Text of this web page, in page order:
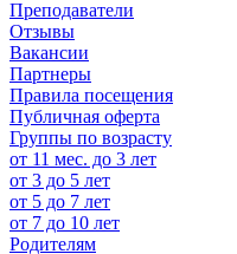
Преподаватели
Отзывы
Вакансии
Партнеры
Правила посещения
Публичная оферта
Группы по возрасту
от 11 мес. до 3 лет
от 3 до 5 лет
от 5 до 7 лет
от 7 до 10 лет
Родителям